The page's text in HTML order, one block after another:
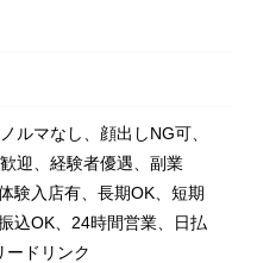
ルマなし、顔出しNG可、
迎、経験者優遇、副業
験入店有、長期OK、短期
込OK、24時間営業、日払
ードリンク